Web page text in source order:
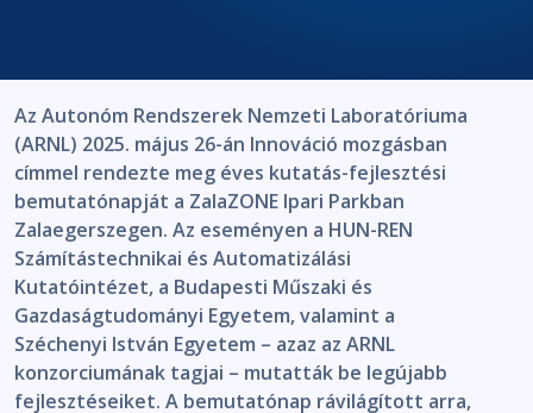
Az Autonóm Rendszerek Nemzeti Laboratóriuma
(ARNL) 2025. május 26-án Innováció mozgásban
címmel rendezte meg éves kutatás-fejlesztési
bemutatónapját a ZalaZONE Ipari Parkban
Zalaegerszegen. Az eseményen a HUN-REN
Számítástechnikai és Automatizálási
Kutatóintézet, a Budapesti Műszaki és
Gazdaságtudományi Egyetem, valamint a
Széchenyi István Egyetem – azaz az ARNL
konzorciumának tagjai – mutatták be legújabb
fejlesztéseiket. A bemutatónap rávilágított arra,